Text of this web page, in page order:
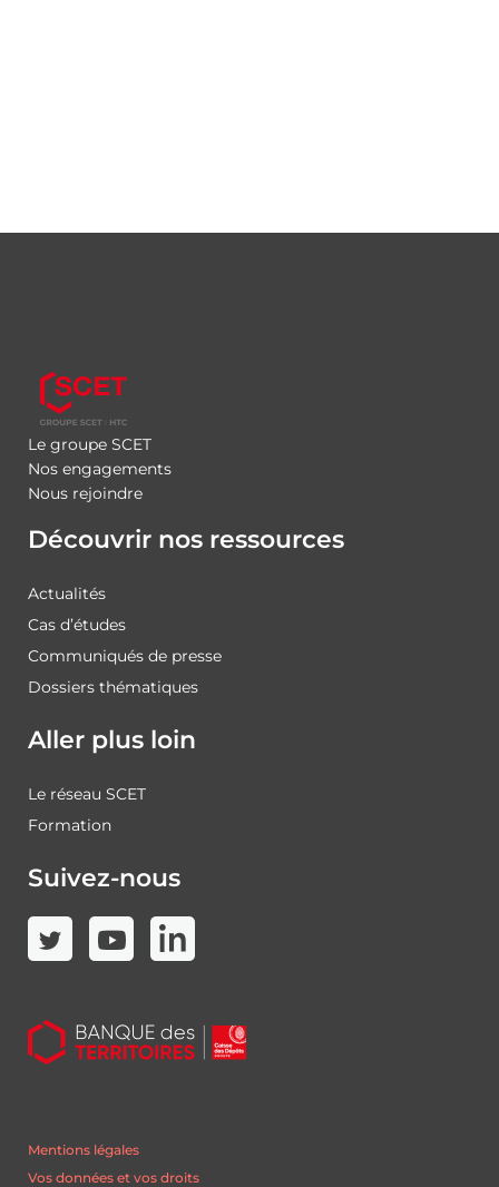
Le groupe SCET
Nos engagements
Nous rejoindre
Découvrir nos ressources
Actualités
Cas d’études
Communiqués de presse
Dossiers thématiques
Aller plus loin
Le réseau SCET
Formation
Suivez-nous
Mentions légales
Vos données et vos droits